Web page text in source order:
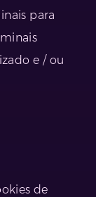
para
e / ou
de